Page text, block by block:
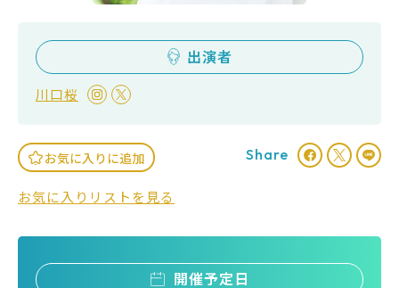
出演者
川口桜
お気に入りに追加
お気に入りリストを見る
Share
開催予定日